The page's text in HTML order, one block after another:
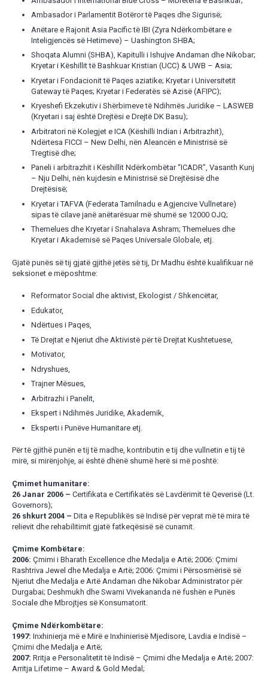
Ambasador i Parlamentit Botëror të Paqes dhe Sigurisë;
Anëtare e Rajonit Asia Pacific të IBI (Zyra Ndërkombëtare e
Inteligjencës së Hetimeve) – Uashington SHBA;
Shoqata Alumni (SHBA), Kapitulli i Ishujve Andaman dhe Nikobar;
Kryetar i Këshillit të Bashkuar Kristian (UCC) & UWB – Asia;
Kryetar i Fondacionit të Paqes aziatike; Kryetar i Universitetit
Gateway të Paqes; Kryetar i Federatës së Azisë (AFIPC);
Kryeshefi Ekzekutiv i Shërbimeve të Ndihmës Juridike – LASWEB
(Kryetari i saj është Drejtësi e Drejtë DK Basu);
Arbitratori në Kolegjet e ICA (Këshilli Indian i Arbitrazhit),
Ndërtesa FICCI – New Delhi, nën Aleancën e Ministrisë së
Tregtisë dhe;
Paneli i arbitrazhit i Këshillit Ndërkombëtar “ICADR”, Vasanth Kunj
– Nju Delhi, nën kujdesin e Ministrisë së Drejtësisë dhe
Drejtësisë;
Kryetar i TAFVA (Federata Tamilnadu e Agjencive Vullnetare)
sipas të cilave janë anëtarësuar më shumë se 12000 OJQ;
Themelues dhe Kryetar i Snahalava Ashram; Themelues dhe
Kryetar i Akademisë së Paqes Universale Globale, etj.
Gjatë punës së tij gjatë gjithë jetës së tij, Dr Madhu është kualifikuar në
seksionet e mëposhtme:
Reformator Social dhe aktivist, Ekologist / Shkencëtar,
Edukator,
Ndërtues i Paqes,
Të Drejtat e Njeriut dhe Aktivistë për të Drejtat Kushtetuese,
Motivator,
Ndryshues,
Trajner Mësues,
Arbitrazhi i Panelit,
Ekspert i Ndihmës Juridike, Akademik,
Eksperti i Punëve Humanitare etj.
Për të gjithë punën e tij të madhe, kontributin e tij dhe vullnetin e tij të
mirë, si mirënjohje, ai është dhënë shumë herë si më poshtë:
Çmimet humanitare:
26 Janar 2006 – Certifikata e Certifikatës së Lavdërimit të Qeverisë (Lt.
Governors);
26 shkurt 2004 – Dita e Republikës së Indisë për veprat më të mira të
relievit dhe rehabilitimit gjatë fatkeqësisë së cunamit.
Çmime Kombëtare:
2006: Çmimi i Bharath Excellence dhe Medalja e Artë; 2006: Çmimi
Rashtriva Jewel dhe Medalja e Artë; 2006: Çmimi i Përsosmërisë së
Njeriut dhe Medalja e Artë Andaman dhe Nikobar Administrator për
Durgabai; Deshmukh dhe Swami Vivekananda në fushën e Punës
Sociale dhe Mbrojtjes së Konsumatorit.
Çmime Ndërkombëtare:
1997: Inxhinierja më e Mirë e Inxhinierisë Mjedisore, Lavdia e Indisë –
Çmimi dhe Medalja e Artë;
2007: Rritja e Personalitetit të Indisë – Çmimi dhe Medalja e Artë; 2007:
Arritja Lifetime – Award & Gold Medal;